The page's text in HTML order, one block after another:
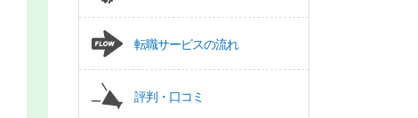
転職サービスの流れ
評判・口コミ